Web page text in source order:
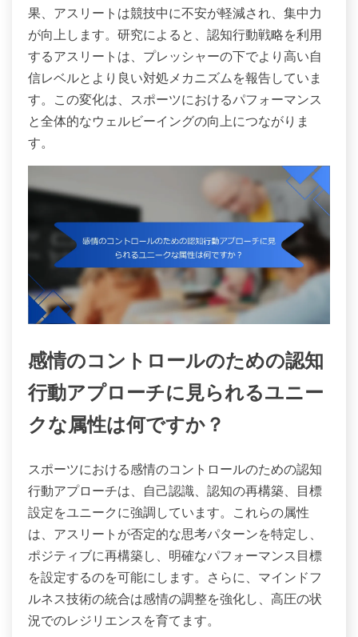
果、アスリートは競技中に不安が軽減され、集中力
が向上します。研究によると、認知行動戦略を利用
するアスリートは、プレッシャーの下でより高い自
信レベルとより良い対処メカニズムを報告していま
す。この変化は、スポーツにおけるパフォーマンス
と全体的なウェルビーイングの向上につながりま
す。
感情のコントロールのための認知
行動アプローチに見られるユニー
クな属性は何ですか？
スポーツにおける感情のコントロールのための認知
行動アプローチは、自己認識、認知の再構築、目標
設定をユニークに強調しています。これらの属性
は、アスリートが否定的な思考パターンを特定し、
ポジティブに再構築し、明確なパフォーマンス目標
を設定するのを可能にします。さらに、マインドフ
ルネス技術の統合は感情の調整を強化し、高圧の状
況でのレジリエンスを育てます。